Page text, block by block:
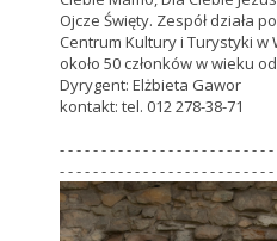
Ojcze Święty. Zespół działa
Centrum Kultury i Turystyki w
około 50 członków w wieku
Dyrygent: Elżbieta Gawor
kontakt: tel. 012 278-38-71
- - - - - - - - - - - - - - - - - - - - - - - - -
- - - - - - - - - - - - - - - - - - - - - - - - -